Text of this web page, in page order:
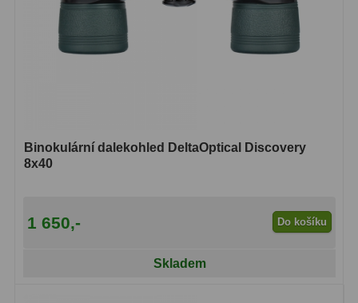
Binokulární dalekohled DeltaOptical Discovery
8x40
1 650,- Do košíku
Skladem